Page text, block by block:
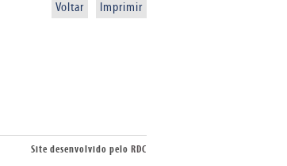
Imprimir
Voltar
Site desenvolvido pelo RDC